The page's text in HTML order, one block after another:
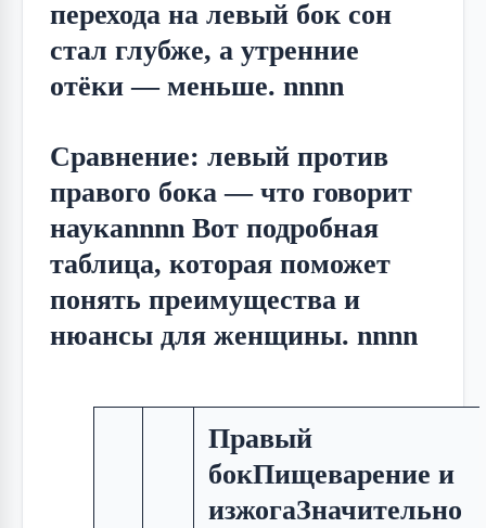
перехода на левый бок сон
стал глубже, а утренние
отёки — меньше. nnnn
Сравнение: левый против
правого бока — что говорит
наукаnnnn Вот подробная
таблица, которая поможет
понять преимущества и
нюансы для женщины. nnnn
Правый
бокПищеварение и
изжогаЗначительно